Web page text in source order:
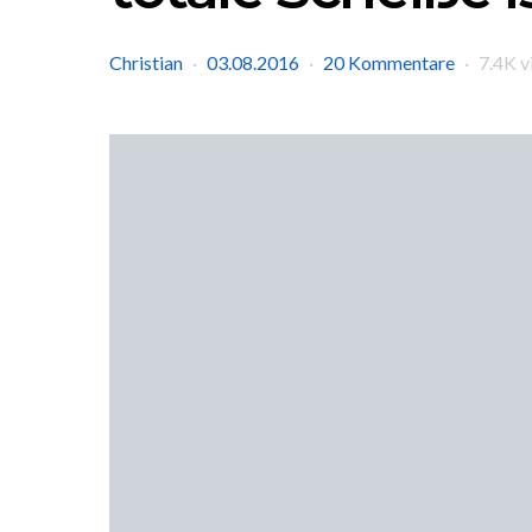
Christian 03.08.2016 20 Kommentare 7.4K